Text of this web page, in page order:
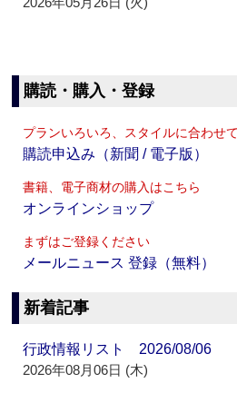
購読・購入・登録
プランいろいろ、スタイルに合わせ
購読申込み（新聞 / 電子版）
書籍、電子商材の購入はこちら
オンラインショップ
まずはご登録ください
メールニュース 登録（無料）
新着記事
行政情報リスト 2026/08/06
2026年08月06日 (木)